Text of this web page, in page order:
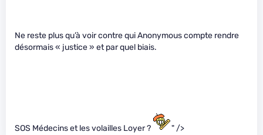
Ne reste plus qu’à voir contre qui Anonymous compte rendre
désormais « justice » et par quel biais.
SOS Médecins et les volailles Loyer ? " />